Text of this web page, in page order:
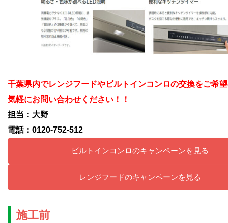
千葉県内でレンジフードやビルトインコンロの交換をご希
気軽にお問い合わせください！！
担当：大野
電話：0120-752-512
ビルトインコンロのキャンペーンを見る
レンジフードのキャンペーンを見る
施工前